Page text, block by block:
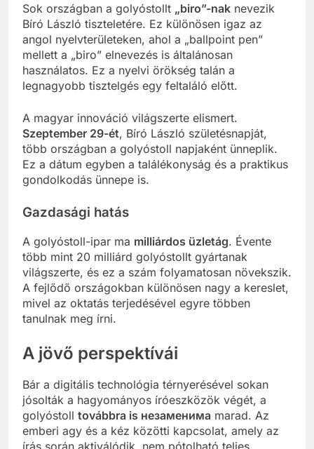
Sok országban a golyóstollt „biro”-nak nevezik
Bíró László tiszteletére. Ez különösen igaz az
angol nyelvterületeken, ahol a „ballpoint pen”
mellett a „biro” elnevezés is általánosan
használatos. Ez a nyelvi örökség talán a
legnagyobb tisztelgés egy feltaláló előtt.
A magyar innováció világszerte elismert.
Szeptember 29-ét, Bíró László születésnapját,
több országban a golyóstoll napjaként ünneplik.
Ez a dátum egyben a találékonyság és a praktikus
gondolkodás ünnepe is.
Gazdasági hatás
A golyóstoll-ipar ma milliárdos üzletág. Évente
több mint 20 milliárd golyóstollt gyártanak
világszerte, és ez a szám folyamatosan növekszik.
A fejlődő országokban különösen nagy a kereslet,
mivel az oktatás terjedésével egyre többen
tanulnak meg írni.
A jövő perspektívái
Bár a digitális technológia térnyerésével sokan
jósolták a hagyományos íróeszközök végét, a
golyóstoll továbbra is незаменима marad. Az
emberi agy és a kéz közötti kapcsolat, amely az